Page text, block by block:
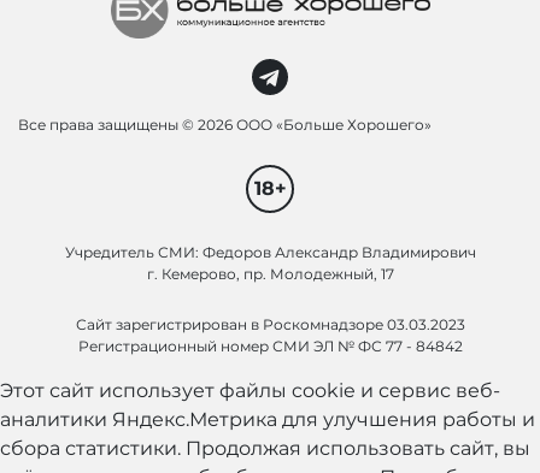
Все права защищены © 2026 ООО «Больше Хорошего»
18+
Учредитель СМИ: Федоров Александр Владимирович
г. Кемерово, пр. Молодежный, 17
Сайт зарегистрирован в Роскомнадзоре 03.03.2023
Регистрационный номер СМИ ЭЛ № ФС 77 - 84842
Этот сайт использует файлы cookie и сервис веб-
аналитики Яндекс.Метрика для улучшения работы и
сбора статистики. Продолжая использовать сайт, вы